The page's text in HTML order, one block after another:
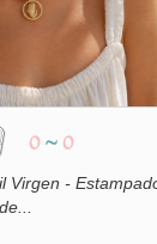
0 ~0
Virgen -
de...